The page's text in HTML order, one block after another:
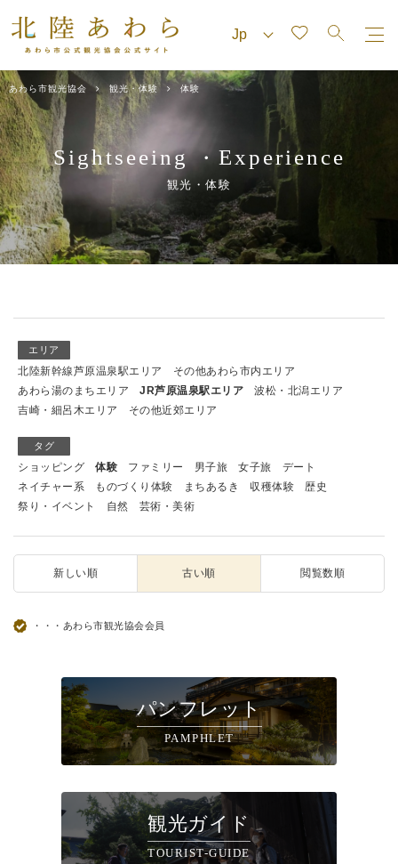
あわら市観光協会 観光・体験 体験
Sightseeing・ Experience
観光・体験
エリア
北陸新幹線芦原温泉駅エリア
その他あわら市内エリア
あわら湯のまちエリア
JR芦原温泉駅エリア
波松・北潟エリア
吉崎・細呂木エリア
その他近郊エリア
タグ
ショッピング 体験 ファミリー 男子旅 女子旅
デート
ネイチャー系
ものづくり体験 まちあるき 収穫体験
歴史
祭り・イベント
自然 芸術・美術
新しい順 古い順 閲覧数順
・・・あわら市観光協会会員
パンフレット
PAMPHLET
観光ガイド
TOURIST-GUIDE